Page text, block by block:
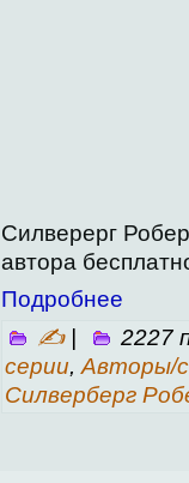
Силверерг
автора
Подробнее
✍|
2227
серии, Авторы/
Силверберг